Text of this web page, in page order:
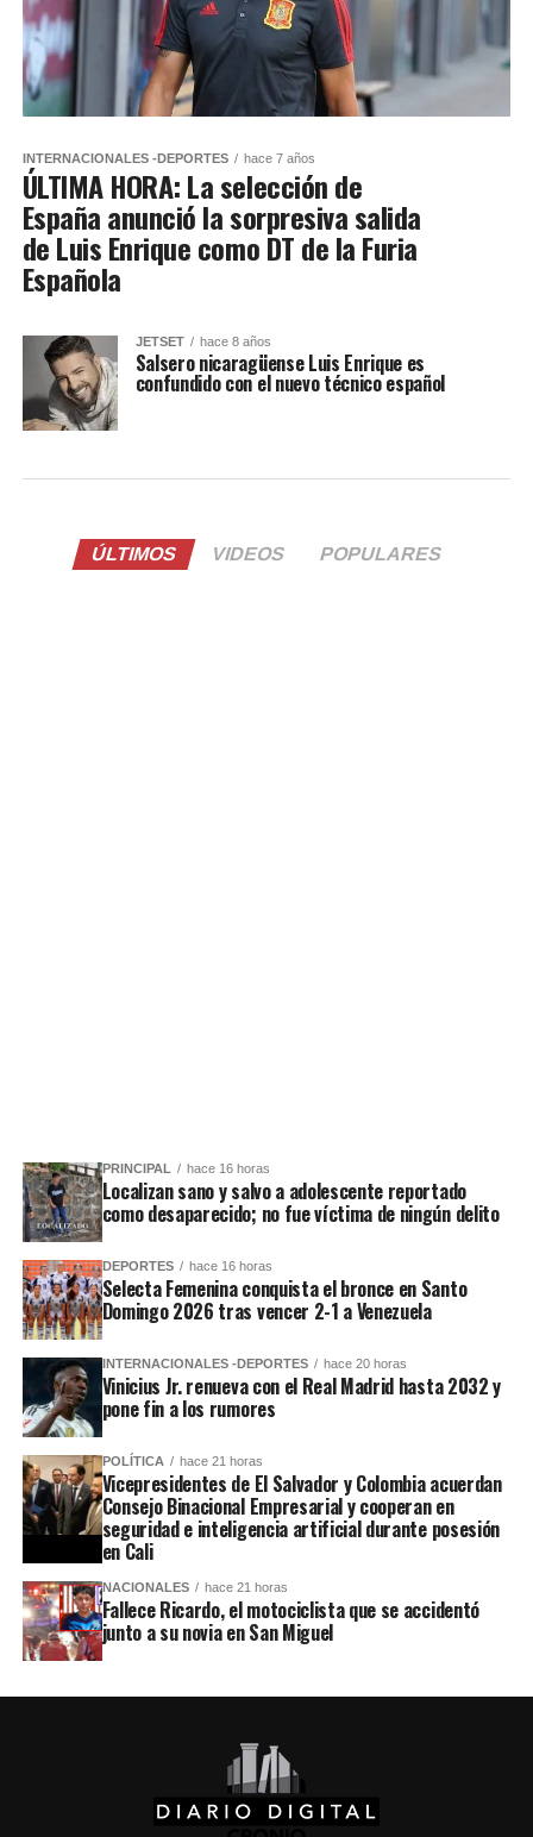
INTERNACIONALES -DEPORTES hace 7 años
ÚLTIMA HORA: La selección de
España anunció la sorpresiva salida
de Luis Enrique como DT de la Furia
Española
JETSET hace 8 años
Salsero nicaragüense Luis Enrique es
confundido con el nuevo técnico español
ÚLTIMOS VIDEOS POPULARES
PRINCIPAL hace 16 horas
Localizan sano y salvo a adolescente reportado
como desaparecido; no fue víctima de ningún delito
DEPORTES hace 16 horas
Selecta Femenina conquista el bronce en Santo
Domingo 2026 tras vencer 2-1 a Venezuela
INTERNACIONALES -DEPORTES hace 20 horas
Vinicius Jr. renueva con el Real Madrid hasta 2032 y
pone fin a los rumores
POLÍTICA hace 21 horas
Vicepresidentes de El Salvador y Colombia acuerdan
Consejo Binacional Empresarial y cooperan en
seguridad e inteligencia artificial durante posesión
en Cali
NACIONALES hace 21 horas
Fallece Ricardo, el motociclista que se accidentó
junto a su novia en San Miguel